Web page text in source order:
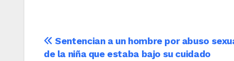
Navegación
Sentencian a un hombre por abuso
de la niña que estaba bajo su cuidado